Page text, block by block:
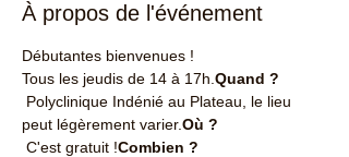
À propos de l'événement
Débutantes bienvenues !
Tous les jeudis de 14 à 17h. Quand ?
peut légèrement varier.Où ?
C'est gratuit !Combien ?